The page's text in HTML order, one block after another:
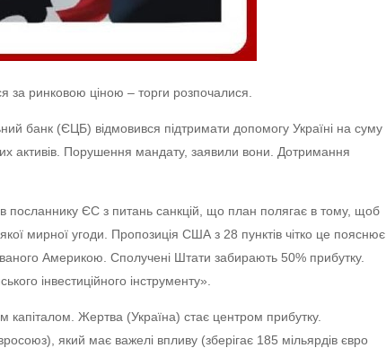
за ринковою ціною – торги розпочалися.
банк (ЄЦБ) відмовився підтримати допомогу Україні на суму
активів. Порушення мандату, заявили вони. Дотримання
посланнику ЄС з питань санкцій, що план полягає в тому, щоб
мирної угоди. Пропозиція США з 28 пунктів чітко це пояснює.
Америкою. Сполучені Штати забирають 50% прибутку.
інвестиційного інструменту».
капіталом. Жертва (Україна) стає центром прибутку.
який має важелі впливу (зберігає 185 мільярдів євро